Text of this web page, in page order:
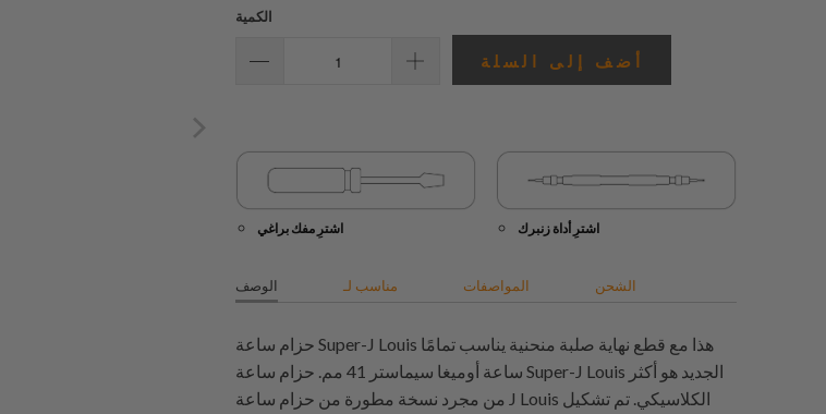
الكمية
أضف إلى السلة
اشترِ مفك براغي اشترِ أداة زنبرك
الوصف مناسب لـ المواصفات الشحن
حزام ساعة Super-J Louis هذا مع قطع نهاية صلبة منحنية يناسب تمامًا
ساعة أوميغا سيماستر 41 مم. حزام ساعة Super-J Louis الجديد هو أكثر
من مجرد نسخة مطورة من حزام ساعة J Louis الكلاسيكي. تم تشكيل